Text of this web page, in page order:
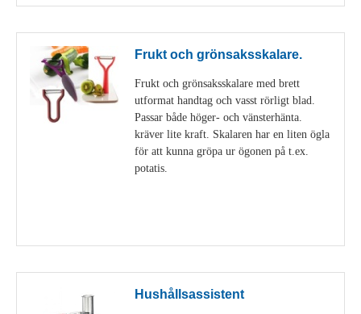
Frukt och grönsaksskalare.
Frukt och grönsaksskalare med brett
utformat handtag och vasst rörligt blad.
Passar både höger- och vänsterhänta.
kräver lite kraft. Skalaren har en liten ögla
för att kunna gröpa ur ögonen på t.ex.
potatis.
Hushållsassistent